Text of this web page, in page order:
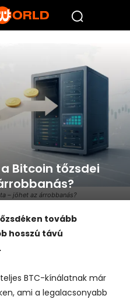
– jöhet az árrobbanás?
Bitcoin tőzsdei
tovább
hosszú távú
BTC-kínálatnak már
ami a legalacsonyabb